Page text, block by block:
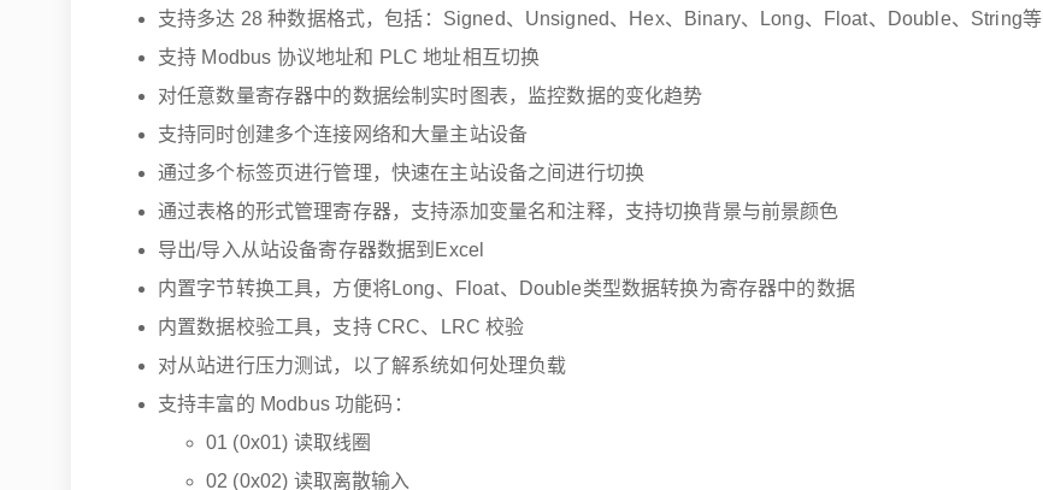
支持多达 28 种数据格式，包括：Signed、Unsigned、Hex、Binary、Long、Float、Double、String等
支持 Modbus 协议地址和 PLC 地址相互切换
对任意数量寄存器中的数据绘制实时图表，监控数据的变化趋势
支持同时创建多个连接网络和大量主站设备
通过多个标签页进行管理，快速在主站设备之间进行切换
通过表格的形式管理寄存器，支持添加变量名和注释，支持切换背景与前景颜色
导出/导入从站设备寄存器数据到Excel
内置字节转换工具，方便将Long、Float、Double类型数据转换为寄存器中的数据
内置数据校验工具，支持 CRC、LRC 校验
对从站进行压力测试，以了解系统如何处理负载
支持丰富的 Modbus 功能码：
01 (0x01) 读取线圈
02 (0x02) 读取离散输入